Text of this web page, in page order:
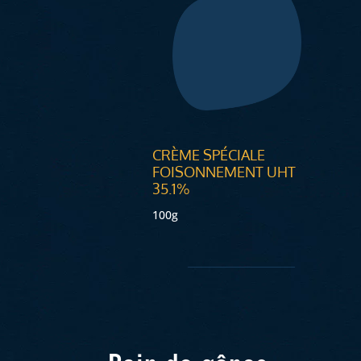
CRÈME SPÉCIALE
FOISONNEMENT UHT
35.1%
100g